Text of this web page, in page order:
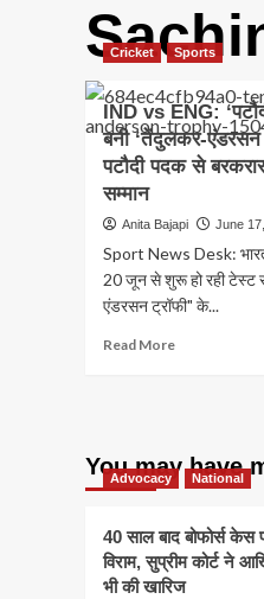
Cricket Sports
IND vs ENG:
बनी ‘तेंदुलकर-एंडरसन
पटौदी पदक से बरकरार
सम्मान
Anita Bajapi June
Sport News Desk:
20 जून से शुरू हो रही टेस्ट
एंडरसन ट्रॉफी" के...
Read MoreRead
ENG:
‘पटौदी
बनी
‘तेंदुलकर-
एंडरसन
You may have
Advocacy National
40 साल बाद बोफोर्स केस
विराम, सुप्रीम कोर्ट ने
भी की खारिज